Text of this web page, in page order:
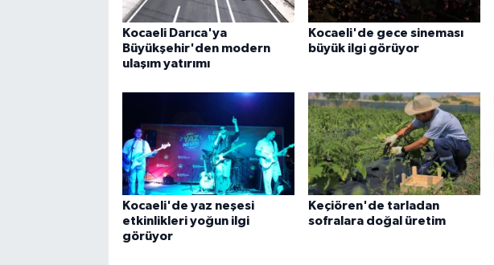
Kocaeli Darıca'ya
Büyükşehir'den modern
ulaşım yatırımı
Kocaeli'de gece sineması
büyük ilgi görüyor
Kocaeli'de yaz neşesi
etkinlikleri yoğun ilgi
görüyor
Keçiören'de tarladan
sofralara doğal üretim